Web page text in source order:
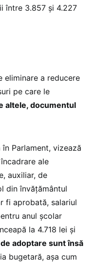
între 3.857 și 4.227
eliminare a reducere
pe care le
altele, documentul
Parlament, vizează
ale
auxiliar, de
din învățământul
fi aprobată, salariul
anul școlar
la 4.718 lei și
adoptare sunt însă
bugetară, așa cum